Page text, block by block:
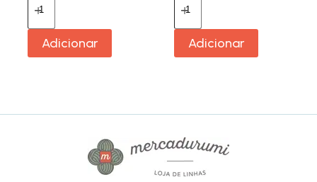
Adicionar Adicionar